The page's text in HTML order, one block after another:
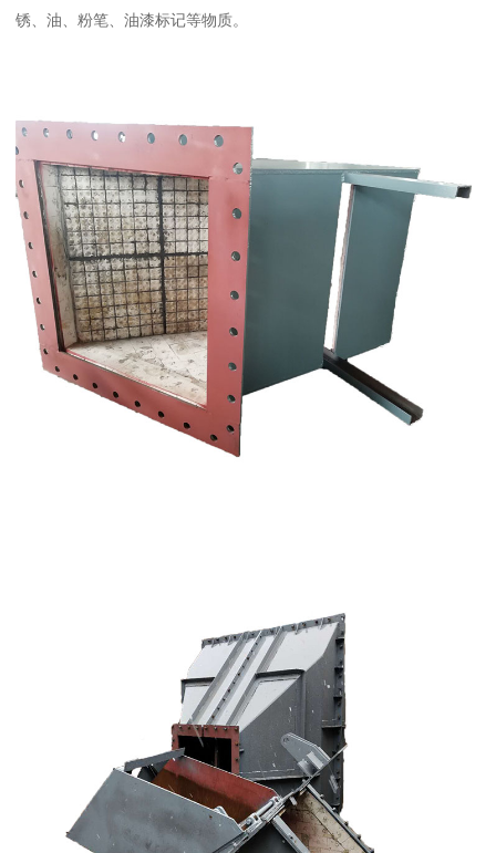
锈、油、粉笔、油漆标记等物质。